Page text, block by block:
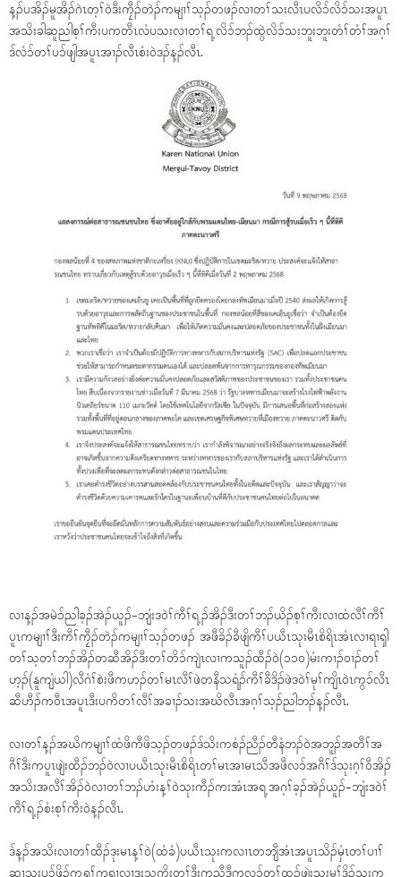
န့ၣ်ပအိၣ်မူအိၣ်ဂဲၤတ့ၢ်ဝဲဒီးကၠီၣ်တဲၣ်ကမျၢၢ်သ့ၣ်တဖၣ်လၢတၢ်သးလီၤပလိၥ်လိၥ်သးအပူၤ
အသိးခါဆူညါစ့ၢ်ကီးပကတီၤလံပသးလၢတၢ်ရ့လိၥ်ဘၣ်ထွဲလိၥ်သးဘူးဘူးတံၢ်တံၢ်အဂ့ၢ်
ဒ်လံၥ်တၢ်ပၥ်ဖျါအပူၤအၢၣ်လီၤစံးဝဲဒၣ်န့ၣ်လီၤ.
လၢန့ၣ်အမဲၥ်ညါခ့ၣ်အဲၣ်ယူၣ်-ဘျံးဒဝဲၢ်ကီၢ်ရ့ၣ်အိၣ်ဒီးတၢ်ဘၣ်ယိၣ်စ့ၢ်ကီးလၢထံလီၢ်ကီၢ်
ပူၤကမျၢၢ်ဒီးကီၢ်ကၠီၣ်တဲၣ်ကမျၢၢ်သ့ၣ်တဖၣ် အဖီခိၣ်ခီဖျိကီၢ်ပယီၤသုးမီၤစိရိၤအံၤလၢရၢၡါ
တၢ်သ့တၢ်ဘၣ်အိၣ်တဆီအိၣ်ဒီးတၢ်တိၥ်ကျဲၤလၢကသူၣ်ထီၣ်ဝဲ(၁၁၀)မံးကၢၣ်ဝၢၣ်တၢ်
ဟ့ၣ်(နူကျံယါ)လီဂံၢ်စဲးဖီကဟၣ်တၢ်မၤလီၢ်ဖဲတနီသရံၣ်ကီၢ်ခီဒိၣ်ဖဲဒဝဲၢ်မုၢ်ကျိၤဝဲၤကွၥ်လီၤ
ဆီဟီၣ်ကဝီၤအပူၤဒီးပကိတၢ်လီၢ်အခၢၣ်သးအဃိလီၤအဂ့ၢ်သ့ၣ်ညါဘၣ်န့ၣ်လီၤ.
လၢတၢ်န့ၣ်အဃိကမျၢၢ်ထံဖိကီဖိသ့ၣ်တဖၣ်ဒ်သိးကစံၣ်ညီၣ်တီနံဘၣ်ဝဲအဘူၣ်အတီၢ်အ
ဂီၢ်ဒီးကပူၤဖျဲးထီၣ်ဘၣ်ဝဲလၢပယီၤသုးမီၤစိရိၤတၢ်မၤအၢမၤသီအဖီလၥ်အဂီၢ်ဒ်သုးဂ့ၢ်ဝီအိၣ်
အသိးအလီၢ်အိၣ်ဝဲလၢတၢ်ဘၣ်ဟံးန့ၢ်ဝဲသုးကီၣ်ကးအံၤအရ့အဂ့ၢ်ခ့ၣ်အဲၣ်ယူၣ်-ဘျံးဒဝဲၢ်
ကီၢ်ရ့ၣ်စံးစ့ၢ်ကီးဝဲန့ၣ်လီၤ.
ဒ်န့ၣ်အသိးလၢတၢ်ထီၣ်ဒုးမၤန့ၢ်ဝဲ(ထံခံ)ပယီၤသုးကလၢၤတဘျီအံၤအပူၤသိၣ်မှံၤတၢ်ပၢၢ်